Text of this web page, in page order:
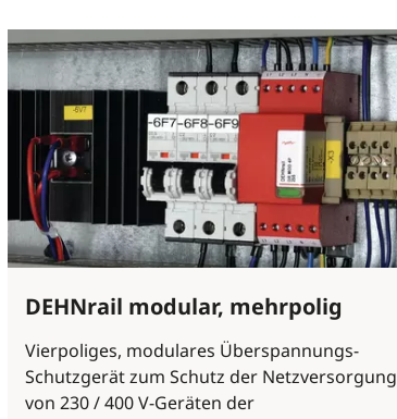
DEHNrail modular, mehrpolig
Vierpoliges, modulares Überspannungs-
Schutzgerät zum Schutz der Netzversorgung
von 230 / 400 V-Geräten der